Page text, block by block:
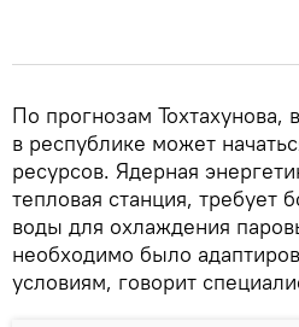
По прогнозам
в республике может
ресурсов. Ядерная
тепловая станция, требует
воды для охлаждения
необходимо было
условиям, говорит